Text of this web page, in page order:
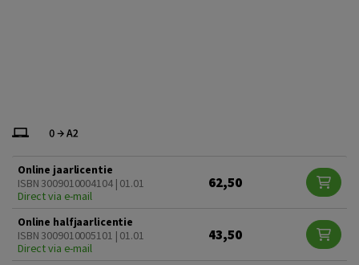
Online jaarlicentie
ISBN 3009010004104 | 01.01
Direct via e-mail
62,50
Online halfjaarlicentie
ISBN 3009010005101 | 01.01
Direct via e-mail
43,50